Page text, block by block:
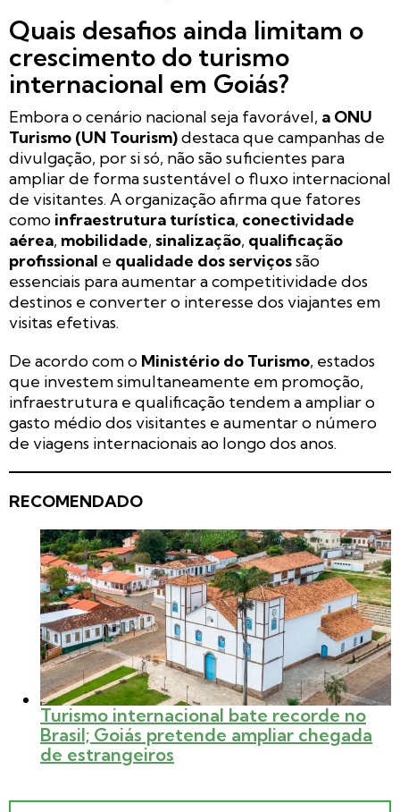
Quais desafios ainda limitam o
crescimento do turismo
internacional em Goiás?
Embora o cenário nacional seja favorável, a ONU
Turismo (UN Tourism)destaca que campanhas de
divulgação, por si só, não são suficientes para
ampliar de forma sustentável o fluxo internacional
de visitantes. A organização afirma que fatores
como infraestrutura turística, conectividade
aérea, mobilidade, sinalização, qualificação
profissional e qualidade dos serviçossão
essenciais para aumentar a competitividade dos
destinos e converter o interesse dos viajantes em
visitas efetivas.
De acordo com o Ministério do Turismo, estados
que investem simultaneamente em promoção,
infraestrutura e qualificação tendem a ampliar o
gasto médio dos visitantes e aumentar o número
de viagens internacionais ao longo dos anos.
RECOMENDADO
Turismo internacional bate recorde no
Brasil; Goiás pretende ampliar chegada
de estrangeiros